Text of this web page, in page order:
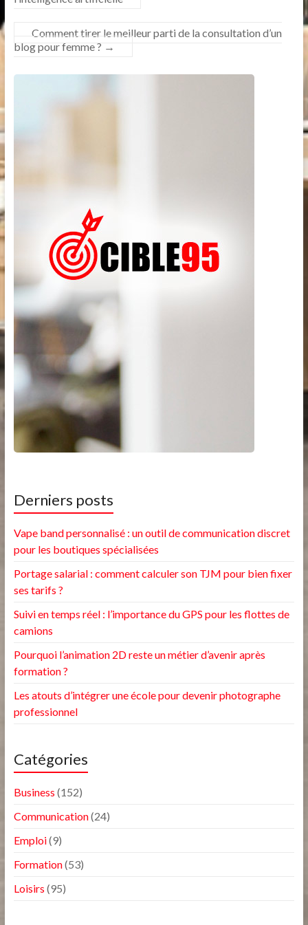
Comment tirer le meilleur parti de la consultation d’un
blog pour femme ? →
Derniers posts
Vape band personnalisé : un outil de communication discret
pour les boutiques spécialisées
Portage salarial : comment calculer son TJM pour bien fixer
ses tarifs ?
Suivi en temps réel : l’importance du GPS pour les flottes de
camions
Pourquoi l’animation 2D reste un métier d’avenir après
formation ?
Les atouts d’intégrer une école pour devenir photographe
professionnel
Catégories
Business (152)
Communication(24)
Emploi(9)
Formation(53)
Loisirs (95)